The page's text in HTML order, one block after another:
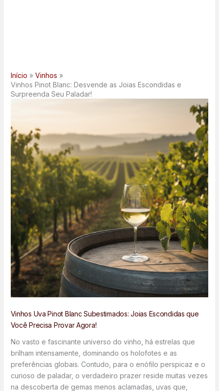
Início
Vinhos
Vinhos Pinot Blanc: Desvende as Joias Escondidas e
Surpreenda Seu Paladar!
Vinhos Uva Pinot Blanc Subestimados: Joias Escondidas que
Você Precisa Provar Agora!
No vasto e fascinante universo do vinho, há estrelas que
brilham intensamente, dominando os holofotes e as
preferências globais. Contudo, para o enófilo perspicaz e o
curioso de paladar, o verdadeiro prazer reside muitas vezes
na descoberta de gemas menos aclamadas, uvas que,